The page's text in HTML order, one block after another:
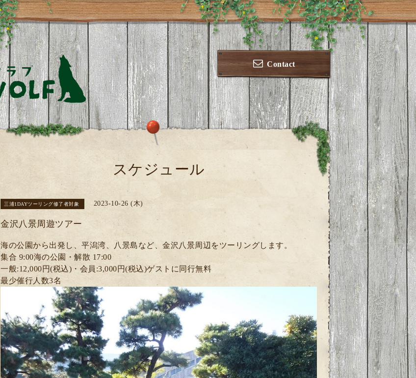
Contact
スケジュール
三浦1DAYツーリング修了者対象 2023-10-26 (木)
金沢八景周遊ツアー
海の公園から出発し、平潟湾、八景島など、金沢八景周辺をツーリングします。
集合 9:00海の公園・解散 17:00
一般:12,000円(税込)・ 会員:3,000円(税込)ゲスト に同行無料
最少催行人数3名